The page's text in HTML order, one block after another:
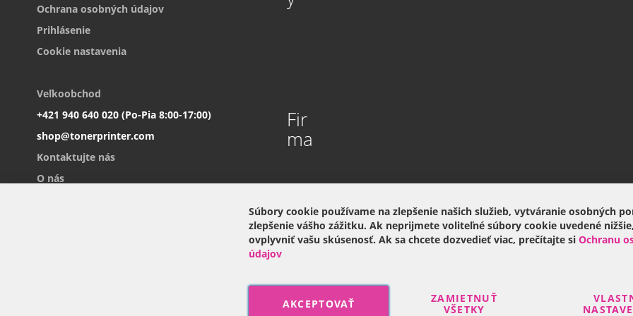
Ochrana osobných údajov
Prihlásenie
Cookie nastavenia
Veľkoobchod
+421 940 640 020 (Po-Pia 8:00-17:00)
shop@tonerprinter.com
Kontaktujte nás
Fir
ma
O nás
Súbory cookie používame na zlepšenie našich služieb, vytváranie osobných
zlepšenie vášho zážitku. Ak neprijmete voliteľné súbory cookie uvedené
ovplyvniť vašu skúsenosť. Ak sa chcete dozvedieť viac, prečítajte si Ochranu
údajov
AKCEPTOVAŤ
ZAMIETNUŤ
VŠETKY